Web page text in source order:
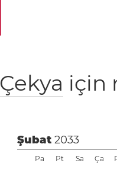
Çekya için
Şubat2033
Pa Pt Sa Ça